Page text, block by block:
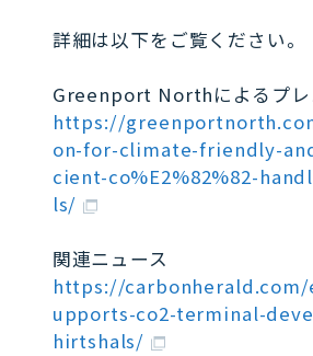
詳細は以下をご覧ください。
Greenport Northによるプレ
https://
on-for-climate-friendly-
cient-co%E2%82%82-
ls/
関連ニュース
https://carbonherald.com/
upports-co2-terminal-
hirtshals/